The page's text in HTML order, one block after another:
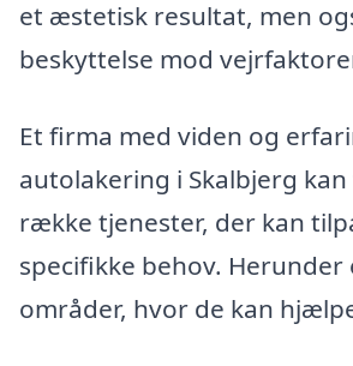
et æstetisk resultat, men
beskyttelse mod
Et firma med viden og
autolakering i Skalbjerg
række tjenester, der kan
specifikke behov. Herunder
områder, hvor de kan